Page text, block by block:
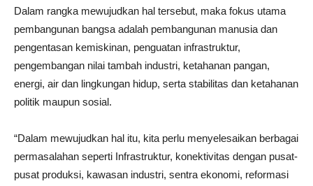
Dalam rangka mewujudkan hal tersebut, maka fokus utama
pembangunan bangsa adalah pembangunan manusia dan
pengentasan kemiskinan, penguatan infrastruktur,
pengembangan nilai tambah industri, ketahanan pangan,
energi, air dan lingkungan hidup, serta stabilitas dan ketahanan
politik maupun sosial.
“Dalam mewujudkan hal itu, kita perlu menyelesaikan berbagai
permasalahan seperti Infrastruktur, konektivitas dengan pusat-
pusat produksi, kawasan industri, sentra ekonomi, reformasi